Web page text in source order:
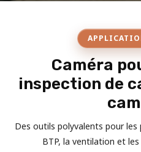
Caméra
inspection de
Des outils polyvalents pour
BTP, la ventilation et